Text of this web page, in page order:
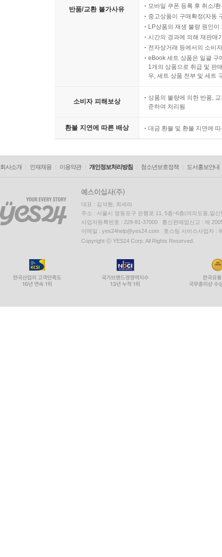
투쟁판은 장애가 있는 몸으로도 차별과 배제 없
문제를 솔직하게 드러낼 수 없는 억압 아닌 억압
통증이 부차적 문제로 다뤄지는 경우가 있기 때
박길연은 질병과 장애로 인한 통증이 온전히
털어놓았다. “집회를 하는데 어떤 활동가가 발
독종이어서예요.” 더불어 그는 “어떤 사람이 자
질문을 던진다. 치료제인 스핀라자는 건강보험이
그러려면 만 3세 이전에 발병했다는 걸 본인이
외로움을 토로했다. “국가와 사회, 조직과 공동체
느끼게 됐어요.”
노금호는 전장연이 투쟁의 대의를 넘어 “더 처
중증장애인들의 삶을 위해 더욱더 구체적인 해결
소외감을 지금 제가 느껴요. 저의 손상이 진행되
수 없는 한계에 부딪힌 것 같아요. 지금 저에게 가
반품/교환 불가사유
모바일 쿠폰 등록 후 취소/
중고상품이 구매확정(자동
LP상품의 재생 불량 원인
시간의 경과에 의해 재판매
전자상거래 등에서의 소비
eBook 세트 상품은 일괄 구
1개의 상품으로 취급 및 판
우, 세트 상품 전부 및 세트
소비자 피해보상
상품의 불량에 의한 반품,
준하여 처리됨
환불 지연에 따른 배상 대금 환불 및 환불 지연에
회사소개 인재채용 이용약관 개인정보처리방침 청소년보호정책 도서홍보안내
대표 : 김석환, 최세라
주소 : 서울시 영등포구 은행로 11, 5층~6층(여의도동,일신
사업자등록번호 : 229-81-37000 통신판매업신고 : 제
이메일 : yes24help@yes24.com 호스팅 서비스사업자 :
Copyright ⓒ YES24 Corp. All Rights Reserved.